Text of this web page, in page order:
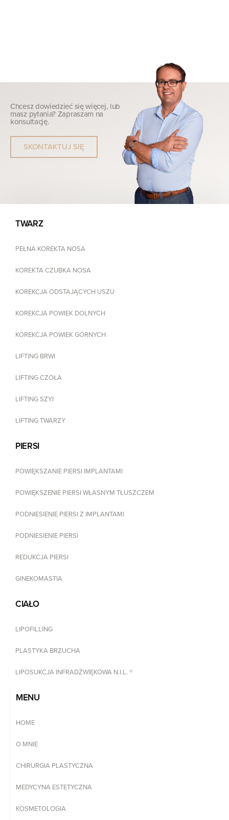
Chcesz dowiedzieć się więcej, lub
masz pytania? Zapraszam na
konsultację.
SKONTAKTUJ SIĘ
TWARZ
PEŁNA KOREKTA NOSA
KOREKTA CZUBKA NOSA
KOREKCJA ODSTAJĄCYCH USZU
KOREKCJA POWIEK DOLNYCH
KOREKCJA POWIEK GÓRNYCH
LIFTING BRWI
LIFTING CZOŁA
LIFTING SZYI
LIFTING TWARZY
PIERSI
POWIĘKSZANIE PIERSI IMPLANTAMI
POWIĘKSZENIE PIERSI WŁASNYM TŁUSZCZEM
PODNIESIENIE PIERSI Z IMPLANTAMI
PODNIESIENIE PIERSI
REDUKCJA PIERSI
GINEKOMASTIA
CIAŁO
LIPOFILLING
PLASTYKA BRZUCHA
LIPOSUKCJA INFRADŹWIĘKOWA N.I.L. ®
MENU
HOME
O MNIE
CHIRURGIA PLASTYCZNA
MEDYCYNA ESTETYCZNA
KOSMETOLOGIA